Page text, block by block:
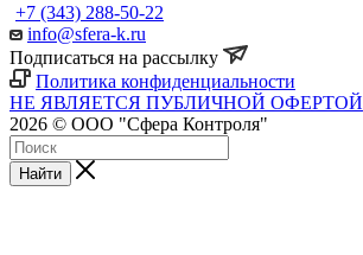
+7 (343) 288-50-22
info@sfera-k.ru
Подписаться на рассылку
Политика конфиденциальности
НЕ ЯВЛЯЕТСЯ ПУБЛИЧНОЙ ОФЕРТОЙ
2026 © ООО "Сфера Контроля"
Найти